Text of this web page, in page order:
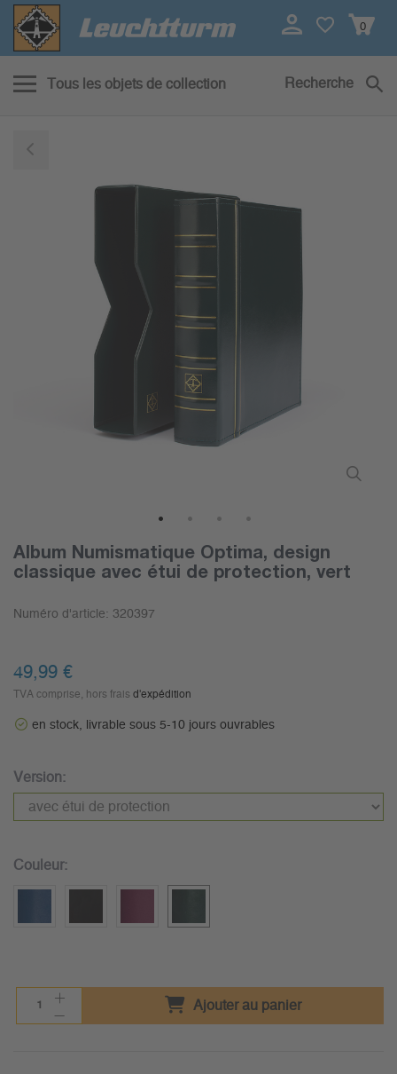
0
Tous les objets de collection Recherche
Album Numismatique Optima, design
classique avec étui de protection, vert
Numéro d'article: 320397
49,99 €
TVA comprise, hors frais d'expédition
en stock, livrable sous 5-10 jours ouvrables
Version:
Couleur:
Ajouter au panier